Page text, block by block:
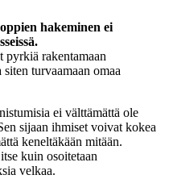
hakeminen ei
pyrkiä rakentamaan
turvaamaan omaa
ei välttämättä ole
sijaan ihmiset voivat kokea
keneltäkään mitään.
kuin osoitetaan
velkaa.